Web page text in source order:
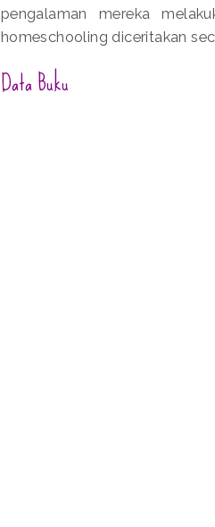
pengalaman mereka
homeschooling diceritakan
Data Buku